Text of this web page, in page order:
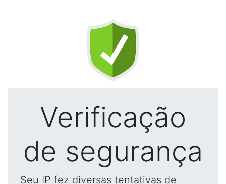
Verificação
de segurança
Seu IP fez diversas tentativas de